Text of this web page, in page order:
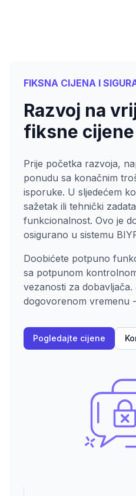
FIKSNA CIJENA I
Razvoj na
fiksne cijene
Prije početka razvoja,
ponudu sa konačnim
isporuke. U sljedećem
sažetak ili tehnički
funkcionalnost. Ovo je
osigurano u sistemu
Doobićete potpuno
sa potpunom
vezanosti za
dogovorenom vremenu
Pogledajte cijene